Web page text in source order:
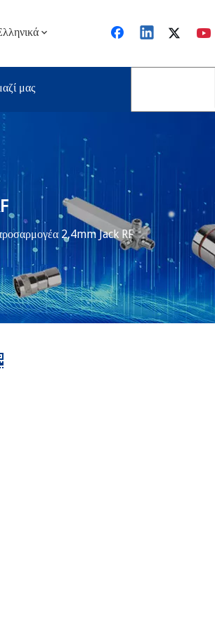
μας
2,4mm Jack RF